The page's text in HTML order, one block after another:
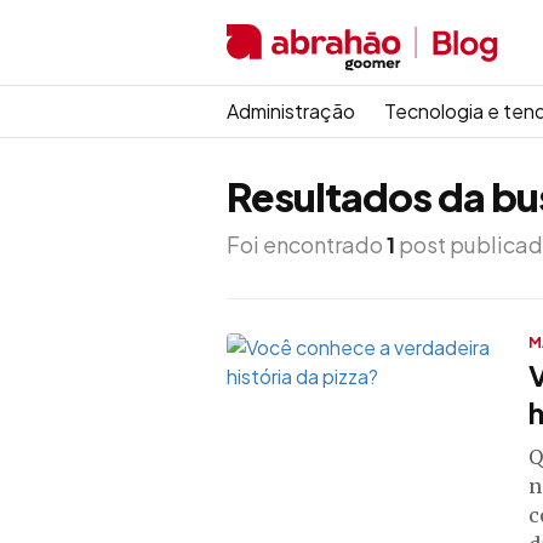
Administração Tecnologia e
Resultados da
Foi encontrado1 post